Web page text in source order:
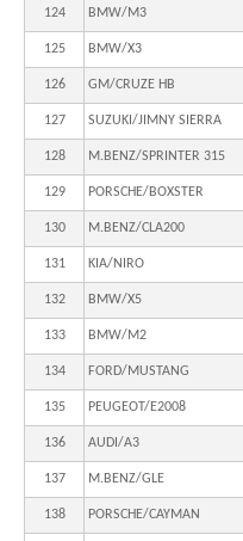
124 BMW/M3
125 BMW/X3
126 GM/CRUZE HB
127 SUZUKI/JIMNY SIERRA
128 M.BENZ/SPRINTER 315
129 PORSCHE/BOXSTER
130 M.BENZ/CLA200
131 KIA/NIRO
132 BMW/X5
133 BMW/M2
134 FORD/MUSTANG
135 PEUGEOT/E2008
136 AUDI/A3
137 M.BENZ/GLE
138 PORSCHE/CAYMAN